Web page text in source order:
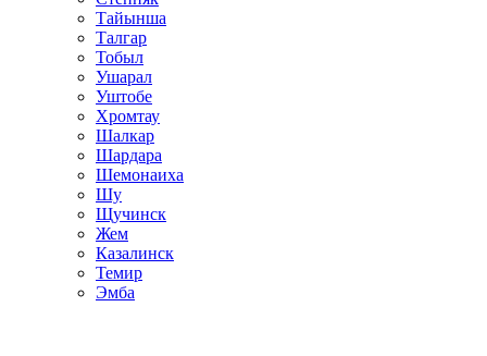
Тайынша
Талгар
Тобыл
Ушарал
Уштобе
Хромтау
Шалкар
Шардара
Шемонаиха
Шу
Щучинск
Жем
Казалинск
Темир
Эмба